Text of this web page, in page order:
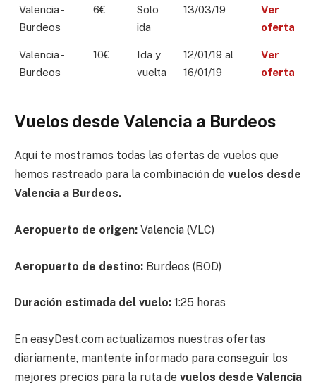
Valencia -
Burdeos
6€
Solo
ida
13/03/19
Ver
oferta
Valencia -
Burdeos
10€
Ida y
vuelta
12/01/19 al
16/01/19
Ver
oferta
Vuelos desde Valencia a Burdeos
Aquí te mostramos todas las ofertas de vuelos que
hemos rastreado para la combinación de vuelos desde
Valencia a Burdeos.
Aeropuerto de origen: Valencia (VLC)
Aeropuerto de destino: Burdeos (BOD)
Duración estimada del vuelo: 1:25 horas
En easyDest.com actualizamos nuestras ofertas
diariamente, mantente informado para conseguir los
mejores precios para la ruta de vuelos desde Valencia